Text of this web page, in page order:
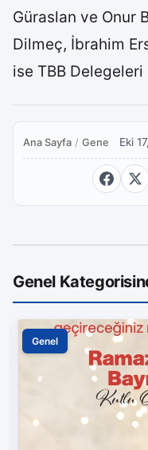
Güraslan ve Onur
Dilmeç, İbrahim
ise TBB
Ana Sayfa / Genel Eki
Genel
Genel